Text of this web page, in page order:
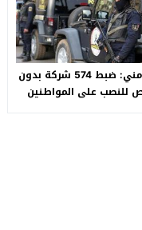
مصدر أمني: ضبط 574 شركة بدون
للنصب على المواطنين